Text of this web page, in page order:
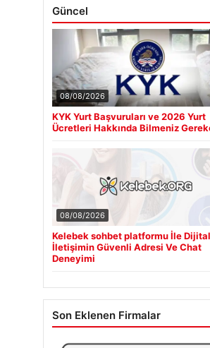
Güncel
08/08/2026
KYK Yurt Başvuruları ve 2026 Yurt
Ücretleri Hakkında Bilmeniz
08/08/2026
Kelebek sohbet platformu İle Dijital
İletişimin Güvenli Adresi Ve Chat
Deneyimi
Son Eklenen Firmalar